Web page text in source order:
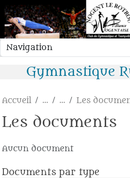
Gymnastique
Accueil Les
Les documents
Aucun document
Documents par type
Panneau de gestion des cookies